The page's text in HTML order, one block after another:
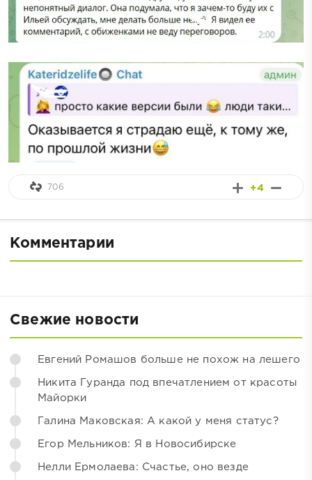
+4
706
Комментарии
Свежие новости
Евгений Ромашов больше не похож на лешего
Никита Гуранда под впечатлением от красоты
Майорки
Галина Маковская: А какой у меня статус?
Егор Мельников: Я в Новосибирске
Нелли Ермолаева: Счастье, оно везде